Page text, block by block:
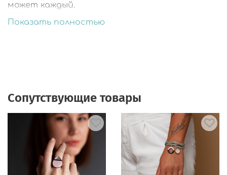
может каждый.
🎨Подарочная упаковка.
Показать полностью
Сопутствующие товары